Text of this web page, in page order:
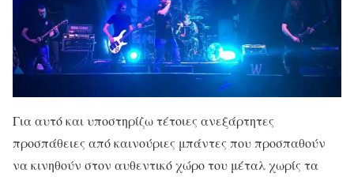
Για αυτό και υποστηρίζω τέτοιες ανεξάρτητες
προσπάθειες από καινούριες μπάντες που προσπαθούν
να κινηθούν στον αυθεντικό χώρο του μέταλ χωρίς τα